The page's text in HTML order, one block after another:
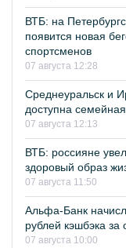
ВТБ: на
появится новая
спортсменов
07 августа 12:28
Среднеуральск и
доступна
07 августа 12:13
ВТБ: россияне
здоровый образ
07 августа 11:50
Альфа-Банк
рублей кэшбэка за
07 августа 10:00